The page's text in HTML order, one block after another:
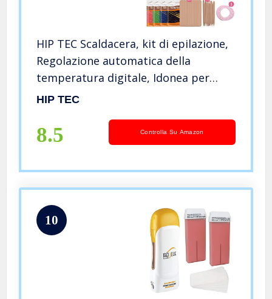
HIP TEC Scaldacera, kit di epilazione,
Regolazione automatica della
temperatura digitale, Idonea per
donne, uomini, 4 confezioni di cera
corpo, bikini e gambe
HIP TEC
8.5 Controlla Su Amazon
10